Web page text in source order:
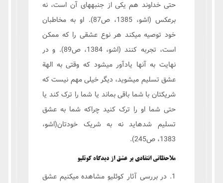
حتی خداوند هم یکی از جنبههای آن است، نه
برعکس (اشو، 1385، ص87). او به مخاطبان
خود توصیه میکند هر نوع عشقی را که ممکن
است، تجربه کنند (اشو، 1384، ص89). و در
نهایت به آنها یادآور میشود که وقتی به الهة
عشق تسلیم میشوید، دیگر خیلی مهم نیست که
شریکتان با شما باقی بماند یا شما را ترک کند یا
حتی شما او را ترک کنید چراکه شما به عشق
تسلیم شدهاید نه به شریک خودتان(اشو،
1383، ص245).
ملاحظاتی انتقادی بر عشق از دیدگاه کوئلیو
1. در بررسی آثار کوئلیو مشاهده میکنیم عشق